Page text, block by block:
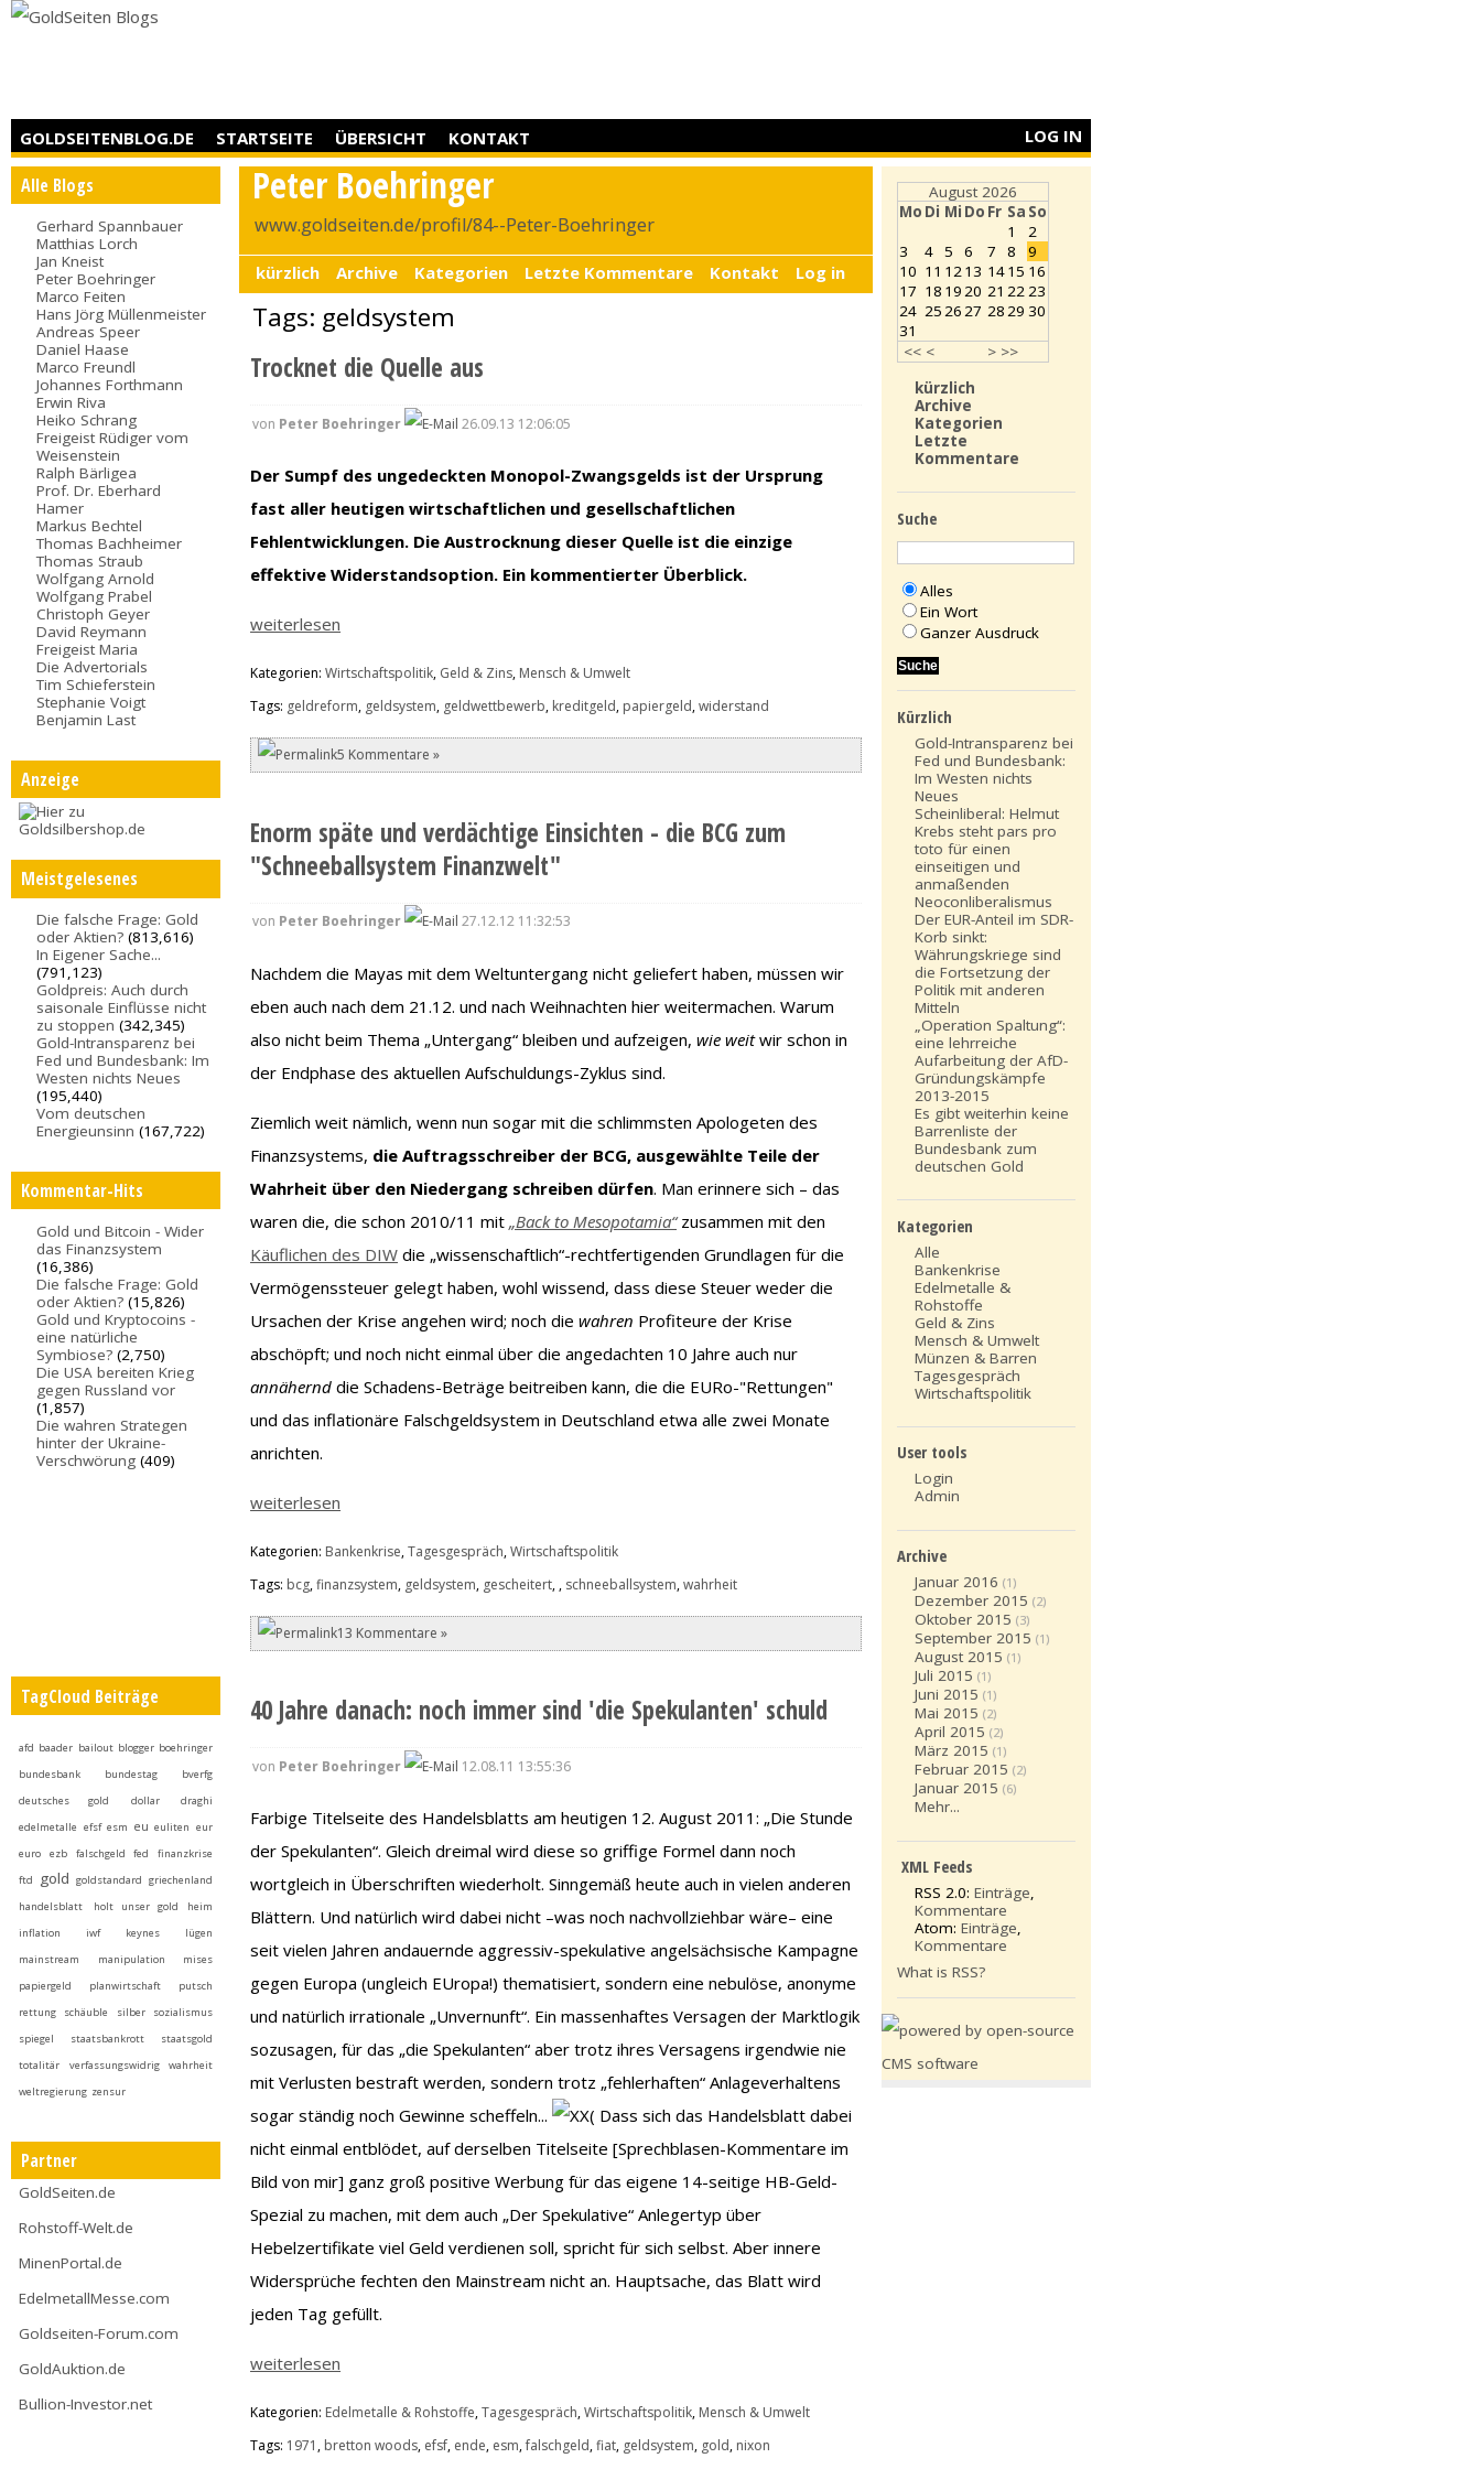
GOLDSEITENBLOG.DE STARTSEITE ÜBERSICHT KONTAKT LOG IN
Alle Blogs
Gerhard Spannbauer
Matthias Lorch
Jan Kneist
Peter Boehringer
Marco Feiten
Hans Jörg Müllenmeister
Andreas Speer
Daniel Haase
Marco Freundl
Johannes Forthmann
Erwin Riva
Heiko Schrang
Freigeist Rüdiger vom
Weisenstein
Ralph Bärligea
Prof. Dr. Eberhard
Hamer
Markus Bechtel
Thomas Bachheimer
Thomas Straub
Wolfgang Arnold
Wolfgang Prabel
Christoph Geyer
David Reymann
Freigeist Maria
Die Advertorials
Tim Schieferstein
Stephanie Voigt
Benjamin Last
Anzeige
Meistgelesenes
Die falsche Frage: Gold
oder Aktien? (813,616)
In Eigener Sache...
(791,123)
Goldpreis: Auch durch
saisonale Einflüsse nicht
zu stoppen (342,345)
Gold-Intransparenz bei
Fed und Bundesbank: Im
Westen nichts Neues
(195,440)
Vom deutschen
Energieunsinn (167,722)
Kommentar-Hits
Gold und Bitcoin - Wider
das Finanzsystem
(16,386)
Die falsche Frage: Gold
oder Aktien? (15,826)
Gold und Kryptocoins -
eine natürliche
Symbiose? (2,750)
Die USA bereiten Krieg
gegen Russland vor
(1,857)
Die wahren Strategen
hinter der Ukraine-
Verschwörung (409)
TagCloud Beiträge
afd baader bailout blogger boehringer
bundesbank
bundestag
bverfg
deutsches gold
dollar
draghi
edelmetalle efsf esm eu euliten eur
euro
ezb falschgeld fed
finanzkrise
ftd
gold goldstandard griechenland
handelsblatt
holt unser gold heim
inflation
iwf keynes
lügen
mainstream
manipulation
mises
papiergeld
planwirtschaft
putsch
rettung
schäuble silber
sozialismus
spiegel
staatsbankrott
staatsgold
totalitär
verfassungswidrig
wahrheit
weltregierung zensur
Partner
GoldSeiten.de
Rohstoff-Welt.de
MinenPortal.de
EdelmetallMesse.com
Goldseiten-Forum.com
GoldAuktion.de
Bullion-Investor.net
Peter Boehringer
www.goldseiten.de/profil/84--Peter-Boehringer
kürzlich Archive Kategorien Letzte Kommentare Kontakt Log in
Tags: geldsystem
Trocknet die Quelle aus
von Peter Boehringer 26.09.13 12:06:05
Der Sumpf des ungedeckten Monopol-Zwangsgelds ist der Ursprung
fast aller heutigen wirtschaftlichen und gesellschaftlichen
Fehlentwicklungen. Die Austrocknung dieser Quelle ist die einzige
effektive Widerstandsoption. Ein kommentierter Überblick.
weiterlesen
Kategorien:Wirtschaftspolitik, Geld & Zins, Mensch & Umwelt
Tags: geldreform, geldsystem, geldwettbewerb, kreditgeld, papiergeld,widerstand
5 Kommentare »
Enorm späte und verdächtige Einsichten - die BCG zum
"Schneeballsystem Finanzwelt"
von Peter Boehringer 27.12.12 11:32:53
Nachdem die Mayas mit dem Weltuntergang nicht geliefert haben, müssen wir
eben auch nach dem 21.12. und nach Weihnachten hier weitermachen. Warum
also nicht beim Thema „Untergang“ bleiben und aufzeigen,wie weitwir schon in
der Endphase des aktuellen Aufschuldungs-Zyklus sind.
Ziemlich weit nämlich, wenn nun sogar mit die schlimmsten Apologeten des
Finanzsystems, die Auftragsschreiber der BCG, ausgewählte Teile der
Wahrheit über den Niedergang schreiben dürfen. Man erinnere sich – das
waren die, die schon 2010/11 mit„Back to Mesopotamia“zusammen mit den
Käuflichen des DIW die „wissenschaftlich“-rechtfertigenden Grundlagen für die
Vermögenssteuer gelegt haben, wohl wissend, dass diese Steuer weder die
Ursachen der Krise angehen wird; noch diewahren Profiteure der Krise
abschöpft; und noch nicht einmal über die angedachten 10 Jahre auch nur
annähernddie Schadens-Beträge beitreiben kann, die die EURo-"Rettungen"
und das inflationäre Falschgeldsystem in Deutschland etwa alle zwei Monate
anrichten.
weiterlesen
Kategorien: Bankenkrise,Tagesgespräch,Wirtschaftspolitik
Tags: bcg,finanzsystem, geldsystem, gescheitert, , schneeballsystem,wahrheit
13 Kommentare »
40 Jahre danach: noch immer sind 'die Spekulanten' schuld
von Peter Boehringer 12.08.11 13:55:36
Farbige Titelseite des Handelsblatts am heutigen 12. August 2011: „Die Stunde
der Spekulanten“. Gleich dreimal wird diese so griffige Formel dann noch
wortgleich in Überschriften wiederholt. Sinngemäß heute auch in vielen anderen
Blättern. Und natürlich wird dabei nicht –was noch nachvollziehbar wäre– eine
seit vielen Jahren andauernde aggressiv-spekulative angelsächsische Kampagne
gegen Europa (ungleich EUropa!) thematisiert, sondern eine nebulöse, anonyme
und natürlich irrationale „Unvernunft“. Ein massenhaftes Versagen der Marktlogik
sozusagen, für das „die Spekulanten“ aber trotz ihres Versagens irgendwie nie
mit Verlusten bestraft werden, sondern trotz „fehlerhaften“ Anlageverhaltens
sogar ständig noch Gewinne scheffeln...
Dass sich das Handelsblatt dabei
nicht einmal entblödet, auf derselben Titelseite [Sprechblasen-Kommentare im
Bild von mir] ganz groß positive Werbung für das eigene 14-seitige HB-Geld-
Spezial zu machen, mit dem auch „Der Spekulative“ Anlegertyp über
Hebelzertifikate viel Geld verdienen soll, spricht für sich selbst. Aber innere
Widersprüche fechten den Mainstream nicht an. Hauptsache, das Blatt wird
jeden Tag gefüllt.
weiterlesen
Kategorien: Edelmetalle & Rohstoffe,Tagesgespräch,Wirtschaftspolitik, Mensch & Umwelt
Tags: 1971 , bretton woods, efsf, ende, esm,falschgeld,fiat, geldsystem, gold, nixon
August 2026
Mo Di Mi Do Fr Sa So
<< < > >>
1
2
3
4 5 6 7 8
9
10 11 1213 1415 16
17 18 1920 21 2223
24 252627 2829 30
31
kürzlich
Archive
Kategorien
Letzte
Kommentare
Suche
Alles
Ein Wort
Ganzer Ausdruck
Kürzlich
Gold-Intransparenz bei
Fed und Bundesbank:
Im Westen nichts
Neues
Scheinliberal: Helmut
Krebs steht pars pro
toto für einen
einseitigen und
anmaßenden
Neoconliberalismus
Der EUR-Anteil im SDR-
Korb sinkt:
Währungskriege sind
die Fortsetzung der
Politik mit anderen
Mitteln
„Operation Spaltung“:
eine lehrreiche
Aufarbeitung der AfD-
Gründungskämpfe
2013-2015
Es gibt weiterhin keine
Barrenliste der
Bundesbank zum
deutschen Gold
Kategorien
Alle
Bankenkrise
Edelmetalle &
Rohstoffe
Geld & Zins
Mensch & Umwelt
Münzen & Barren
Tagesgespräch
Wirtschaftspolitik
User tools
Login
Admin
Archive
Januar 2016 (1)
Dezember 2015 (2)
Oktober 2015 (3)
September 2015 (1)
August 2015 (1)
Juli 2015 (1)
Juni 2015 (1)
Mai 2015 (2)
April 2015 (2)
März 2015 (1)
Februar 2015 (2)
Januar 2015 (6)
Mehr...
XML Feeds
RSS 2.0:Einträge,
Kommentare
Atom:Einträge,
Kommentare
What is RSS?